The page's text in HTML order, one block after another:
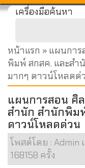
เครื่องมือค้นหา
หน้าแรก » แผนการ
พิมพ์ สกสค. และสำ
มากๆ ดาวน์โหลดด่
แผนการสอน ศิ
สำนัก สำนักพิม
ดาวน์โหลดด่วน
โพสต์โดย : Admin
168158 ครั้ง